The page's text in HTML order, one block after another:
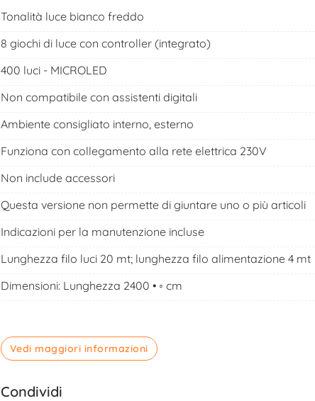
Tonalità luce bianco freddo
8 giochi di luce con controller (integrato)
400 luci - MICROLED
Non compatibile con assistenti digitali
Ambiente consigliato interno, esterno
Funziona con collegamento alla rete elettrica 230V
Non include accessori
Questa versione non permette di giuntare uno o più articoli
Indicazioni per la manutenzione incluse
Lunghezza filo luci 20 mt; lunghezza filo alimentazione 4 mt
Dimensioni: Lunghezza 2400 • ◦ cm
Vedi maggiori informazioni
Condividi